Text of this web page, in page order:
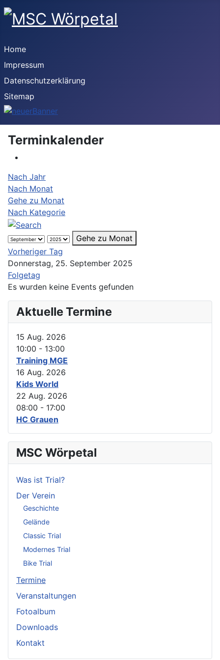
Home
Impressum
Datenschutzerklärung
Sitemap
Terminkalender
Nach Jahr
Nach Monat
Gehe zu Monat
Nach Kategorie
Gehe zu Monat
Vorheriger Tag
Donnerstag, 25. September 2025
Folgetag
Es wurden keine Events gefunden
Aktuelle Termine
15 Aug. 2026
10:00 - 13:00
Training MGE
16 Aug. 2026
Kids World
22 Aug. 2026
08:00 - 17:00
HC Grauen
MSC Wörpetal
Was ist Trial?
Der Verein
Geschichte
Gelände
Classic Trial
Modernes Trial
Bike Trial
Termine
Veranstaltungen
Fotoalbum
Downloads
Kontakt